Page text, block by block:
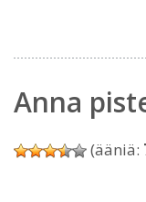
Anna
(ääniä: